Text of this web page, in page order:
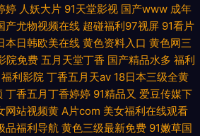
婷 人妖大片 91天堂影视 国产www 成年
产尤物视频在线 超碰福利97视屏 91看片
本日韩欧美在线 黄色资料入口 黄色网三
院免费 五月天堂丁香 国产精品水多 福利
福利影院 丁香五月天av 18日本三级全黄
丁香五月丁香婷婷 91精品又 爱豆传媒下
网站视频黄 A片com 美女福利在线观看
品福利导航 黄色三级最新免费 91嫩草国